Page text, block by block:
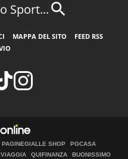
Sport...
MAPPA DEL SITO
FEED RSS
PAGINEGIALLE SHOP
PGCASA
QUIFINANZA BUONISSIMO